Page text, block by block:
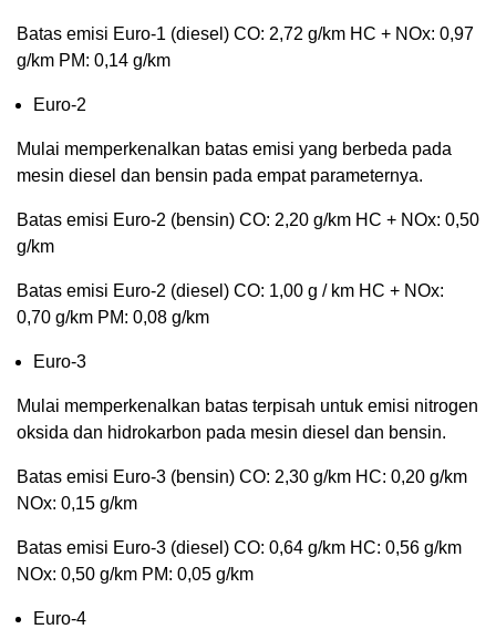
Batas emisi Euro-1 (diesel) CO: 2,72 g/km HC + NOx: 0,97
g/km PM: 0,14 g/km
Euro-2
Mulai memperkenalkan batas emisi yang berbeda pada
mesin diesel dan bensin pada empat parameternya.
Batas emisi Euro-2 (bensin) CO: 2,20 g/km HC + NOx: 0,50
g/km
Batas emisi Euro-2 (diesel) CO: 1,00 g / km HC + NOx:
0,70 g/km PM: 0,08 g/km
Euro-3
Mulai memperkenalkan batas terpisah untuk emisi nitrogen
oksida dan hidrokarbon pada mesin diesel dan bensin.
Batas emisi Euro-3 (bensin) CO: 2,30 g/km HC: 0,20 g/km
NOx: 0,15 g/km
Batas emisi Euro-3 (diesel) CO: 0,64 g/km HC: 0,56 g/km
NOx: 0,50 g/km PM: 0,05 g/km
Euro-4